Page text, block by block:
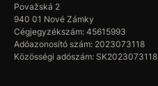
Považská 2
940 01 Nové Zámky
Cégjegyzékszám: 45615993
Adóazonosító szám: 2023073118
Közösségi adószám: SK2023073118